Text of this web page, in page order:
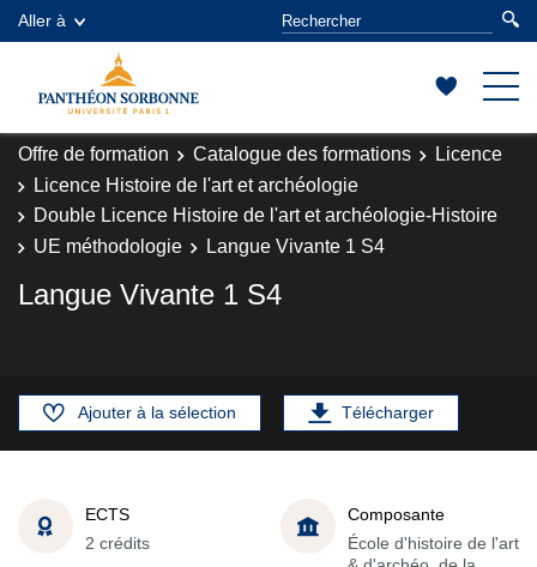
Aller à
Offre de formation Catalogue des formations
Licence
Licence Histoire de l'art et archéologie
Double Licence Histoire de l'art et archéologie-Histoire
UE méthodologie
Langue Vivante 1 S4
Langue Vivante 1 S4
Ajouter à la sélection Télécharger
ECTS
2 crédits
Composante
École d'histoire de l'art